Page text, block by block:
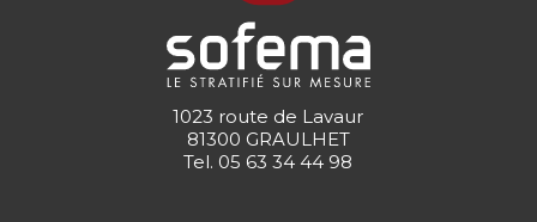
1023 route de Lavaur
81300 GRAULHET
Tel. 05 63 34 44 98